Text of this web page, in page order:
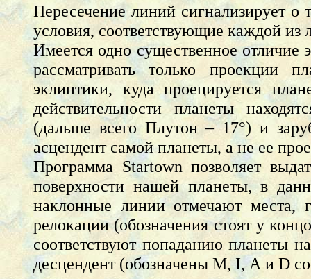
Пересечение линий сигнализирует о
условия, соответствующие каждой из
Имеется одно существенное
рассматривать только проекции
эклиптики, куда проецируется
действительности планеты
(дальше всего Плутон – 17°) и
асцендент самой планеты, а не ее
Программа Startown позволяет
поверхности нашей планеты, в
наклонные линии отмечают места,
релокации (обозначения стоят у
соответствуют попаданию планеты
десцендент (обозначены М, I, А и D